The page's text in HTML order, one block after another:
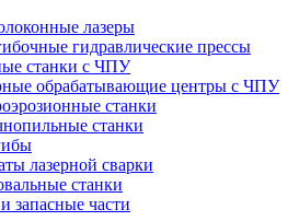
лазеры
гидравлические прессы
станки с ЧПУ
обрабатывающие центры с ЧПУ
станки
станки
лазерной сварки
станки
запасные части